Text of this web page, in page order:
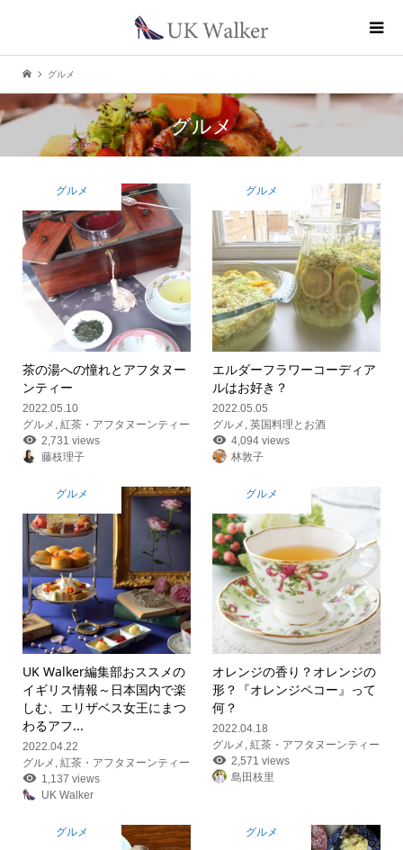
グルメ
グルメ
グルメ
茶の湯への憧れとアフタヌー
ンティー
2022.05.10
グルメ 紅茶・アフタヌーンティー
2,731 views
藤枝理子
グルメ
エルダーフラワーコーディア
ルはお好き？
2022.05.05
グルメ ,英国料理とお酒
4,094 views
林敦子
グルメ
UK Walker編集部おススメの
イギリス情報 ～日本国内で楽
しむ、エリザベス女王にまつ
わるアフ...
2022.04.22
グルメ , 紅茶・アフタヌーンティー
1,137 views
UK Walker
グルメ
オレンジの香り？オレンジの
形？『オレンジペコー』って
何？
2022.04.18
グルメ ,紅茶・アフタヌーンティー
2,571 views
島田枝里
グルメ グルメ